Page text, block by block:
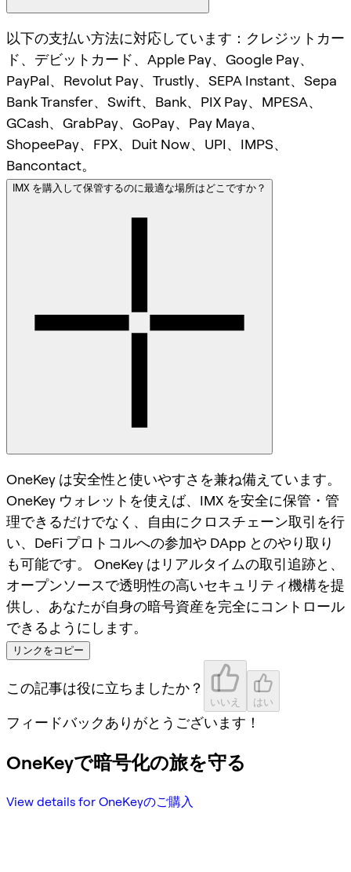
以下の支払い方法に対応しています：クレジットカー
ド、デビットカード、Apple Pay、Google Pay、
PayPal、Revolut Pay、Trustly、SEPA Instant、Sepa
Bank Transfer、Swift、Bank、PIX Pay、MPESA、
GCash、GrabPay、GoPay、Pay Maya、
ShopeePay、FPX、Duit Now、UPI、IMPS、
Bancontact。
IMX を購入して保管するのに最適な場所はどこですか？
OneKey は安全性と使いやすさを兼ね備えています。
OneKey ウォレットを使えば、IMX を安全に保管・管
理できるだけでなく、自由にクロスチェーン取引を行
い、DeFi プロトコルへの参加や DApp とのやり取り
も可能です。 OneKey はリアルタイムの取引追跡と、
オープンソースで透明性の高いセキュリティ機構を提
供し、あなたが自身の暗号資産を完全にコントロール
できるようにします。
リンクをコピー
この記事は役に立ちましたか？
いいえ はい
フィードバックありがとうございます！
OneKeyで暗号化の旅を守る
View details for OneKeyのご購入